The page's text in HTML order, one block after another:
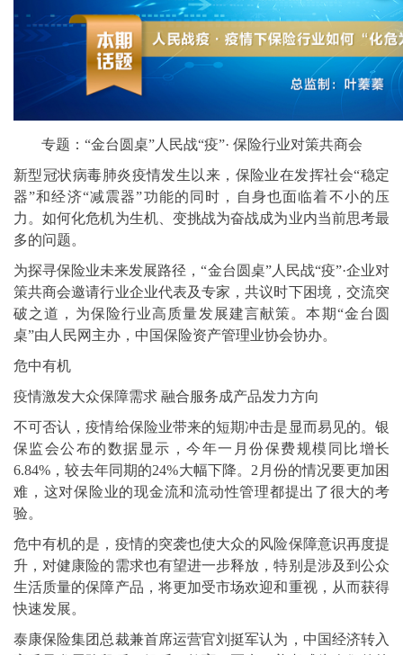
专题：“金台圆桌”人民战“疫”· 保险行业对策共商会
新型冠状病毒肺炎疫情发生以来，保险业在发挥社会“稳定
器”和经济“减震器”功能的同时，自身也面临着不小的压
力。如何化危机为生机、变挑战为奋战成为业内当前思考最
多的问题。
为探寻保险业未来发展路径，“金台圆桌”人民战“疫”·企业对
策共商会邀请行业企业代表及专家，共议时下困境，交流突
破之道，为保险行业高质量发展建言献策。本期“金台圆
桌”由人民网主办，中国保险资产管理业协会协办。
危中有机
疫情激发大众保障需求 融合服务成产品发力方向
不可否认，疫情给保险业带来的短期冲击是显而易见的。银
保监会公布的数据显示，今年一月份保费规模同比增长
6.84%，较去年同期的24%大幅下降。2月份的情况要更加困
难，这对保险业的现金流和流动性管理都提出了很大的考
验。
危中有机的是，疫情的突袭也使大众的风险保障意识再度提
升，对健康险的需求也有望进一步释放，特别是涉及到公众
生活质量的保障产品，将更加受市场欢迎和重视，从而获得
快速发展。
泰康保险集团总裁兼首席运营官刘挺军认为，中国经济转入